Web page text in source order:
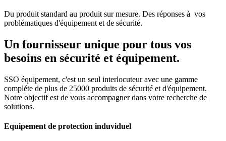
Du produit standard au produit sur mesure. Des réponses à vos
problématiques d'équipement et de sécurité.
Un fournisseur unique pour tous vos
besoins en sécurité et équipement.
SSO équipement, c'est un seul interlocuteur avec une gamme
compléte de plus de 25000 produits de sécurité et d'équipement.
Notre objectif est de vous accompagner dans votre recherche de
solutions.
Equipement de protection induviduel